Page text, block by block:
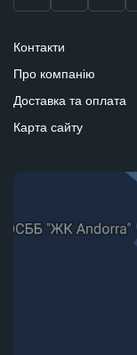
Контакти
Про компанію
Доставка та оплата
Карта сайту